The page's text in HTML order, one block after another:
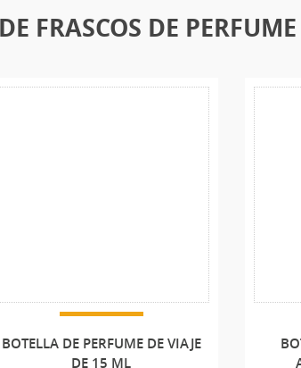
FRASCOS DE
BOTELLA DE PERFUME DE VIAJE
DE 15 ML